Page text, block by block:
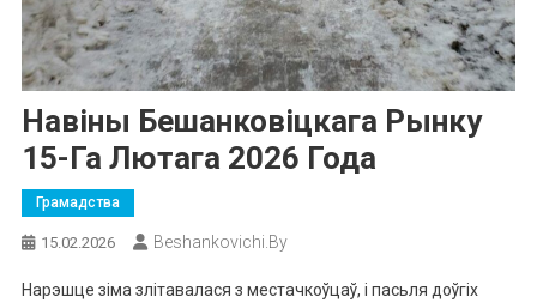
Навіны Бешанковіцкага Рынку
15-Га Лютага 2026 Года
Грамадства
15.02.2026 Beshankovichi.by
Нарэшце зіма злітавалася з местачкоўцаў, і пасьля доўгіх